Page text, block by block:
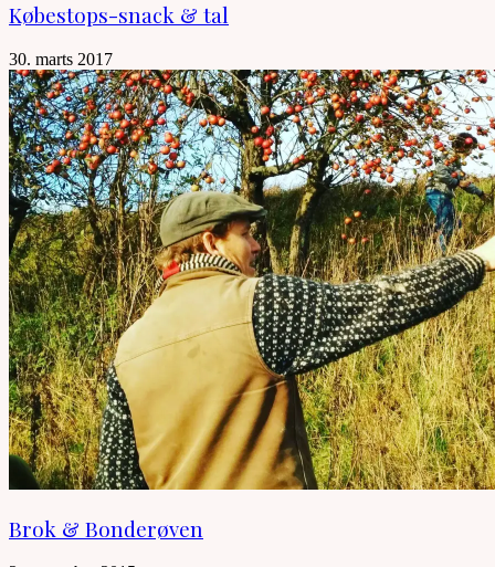
Købestops-snack & tal
30. marts 2017
Brok & Bonderøven